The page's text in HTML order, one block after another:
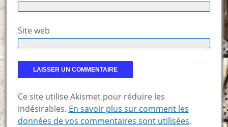
Site web
Ce site utilise Akismet pour réduire les
indésirables. En savoir plus sur comment les
données de vos commentaires sont utilisées.